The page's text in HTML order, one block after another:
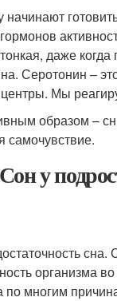
даже когда
Серотонин –
Мы
образом –
самочувствие.
у
сна.
организма
по многим